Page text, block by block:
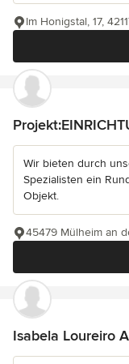
Im Honigstal, 17,
Wir bieten durch
Spezialisten ein
Objekt.
45479 Mülheim an
Isabela Loureiro